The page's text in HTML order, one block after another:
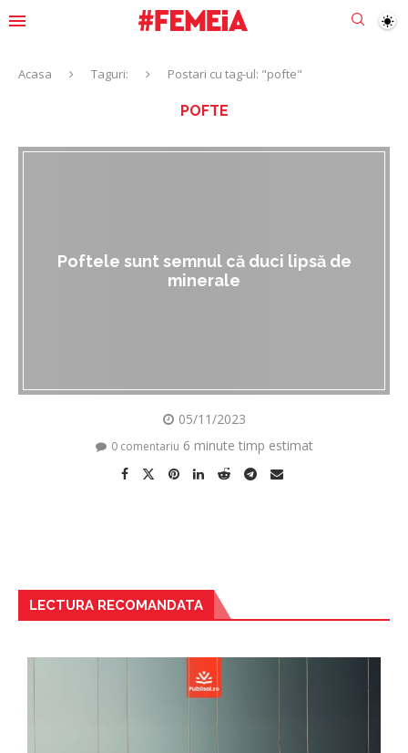
Acasa Taguri: Postari cu tag-ul: "pofte"
POFTE
Poftele sunt semnul că duci lipsă de
minerale
05/11/2023
0 comentariu 6 minute timp estimat
LECTURA RECOMANDATA